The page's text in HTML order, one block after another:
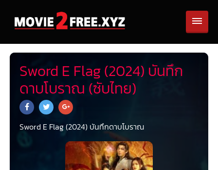
Sword E Flag (2024) บันทึก
ดาบโบราณ (ซับไทย)
Sword E Flag (2024) บันทึกดาบโบราณ